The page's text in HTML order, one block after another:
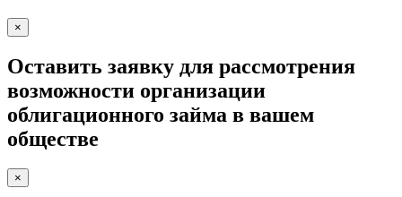
×
Оставить заявку для рассмотрения
возможности организации
облигационного займа в вашем
обществе
×